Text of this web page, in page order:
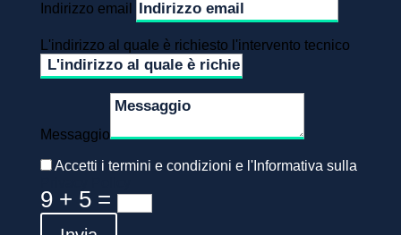
Indirizzo email
L'indirizzo al quale è richiesto l'intervento tecnico
Messaggio
Accetti i termini e condizioni e l'Informativa sulla
9 + 5=